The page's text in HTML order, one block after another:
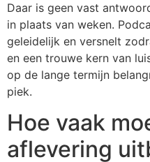
Daar is geen vast
in plaats van weken.
geleidelijk en versnelt
en een trouwe kern van
op de lange termijn
piek.
Hoe vaak
aflevering